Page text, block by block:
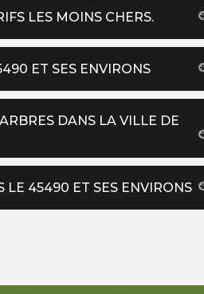
LES MOINS CHERS.
ET SES ENVIRONS
DANS LA VILLE DE
LE 45490 ET SES ENVIRONS